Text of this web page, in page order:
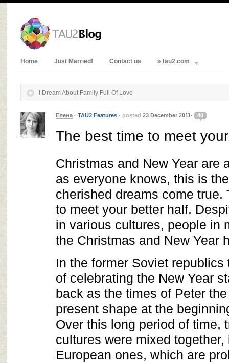
Home Just Married! Contact us » tau2.com
I Dream About Family Full Of Love
Елена · TAU2 Features · posted 23 December 2011· 40
The best time to meet
Christmas and New Year are
as everyone knows, this is
cherished dreams come true.
to meet your better half.
in various cultures, people in
the Christmas and New Year
In the former Soviet
of celebrating the New Year
back as the times of Peter
present shape at the
Over this long period of time,
cultures were mixed
European ones, which are